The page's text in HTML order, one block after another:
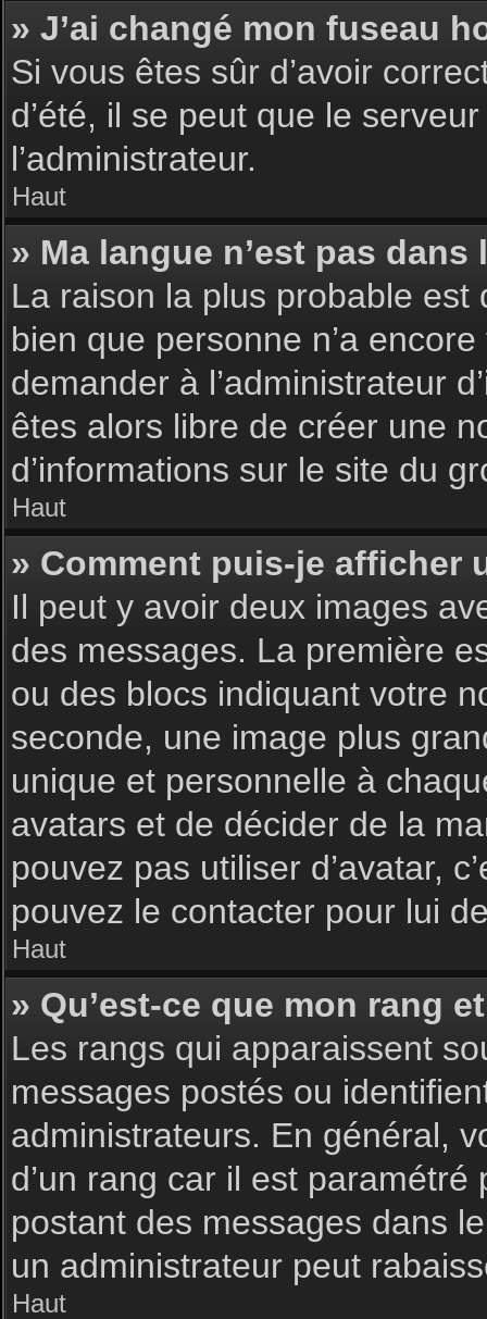
» J’ai changé mon fuseau
Si vous êtes sûr d’avoir
d’été, il se peut que le
l’administrateur.
Haut
» Ma langue n’est pas dans
La raison la plus probable est
bien que personne n’a
demander à l’administrateur
êtes alors libre de créer une
d’informations sur le site du
Haut
» Comment puis-je afficher
Il peut y avoir deux images
des messages. La première
ou des blocs indiquant votre
seconde, une image plus
unique et personnelle à
avatars et de décider de la
pouvez pas utiliser d’avatar,
pouvez le contacter pour lui
Haut
» Qu’est-ce que mon rang
Les rangs qui apparaissent
messages postés ou
administrateurs. En général,
d’un rang car il est
postant des messages dans
un administrateur peut
Haut